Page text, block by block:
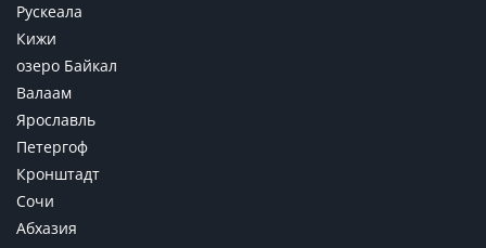
Рускеала
Кижи
озеро Байкал
Валаам
Ярославль
Петергоф
Кронштадт
Сочи
Абхазия